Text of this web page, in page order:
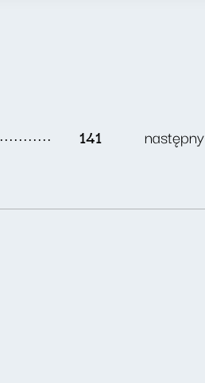
........... 141 następny